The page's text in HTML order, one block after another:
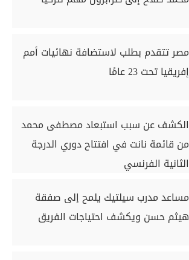
مصر تتقدم بطلب لاستضافة نهائيات أمم
إفريقيا تحت 23 عامًا
الكشف عن سبب استبعاد مصطفى محمد
من قائمة نانت في افتتاح دوري الدرجة
الثانية الفرنسي
مساعد مدرب سيلتيك يلمح إلى صفقة
هيثم حسن ويكشف احتياجات الفريق